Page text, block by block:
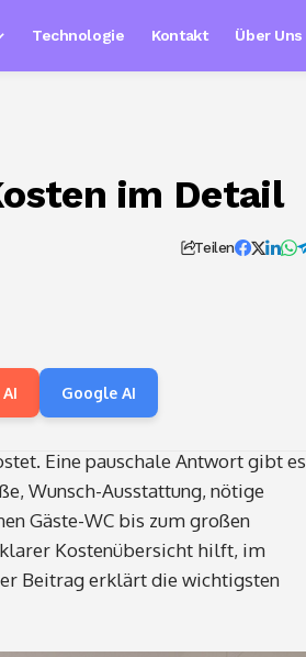
Technologie Kontakt Über Uns
im Detail
Teilen
Google AI
Eine pauschale Antwort gibt es
Wunsch-Ausstattung, nötige
Gäste-WC bis zum großen
Kostenübersicht hilft, im
Beitrag erklärt die wichtigsten